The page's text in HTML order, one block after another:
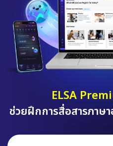
ELSA
ช่วยฝึกการสื่อสารภา